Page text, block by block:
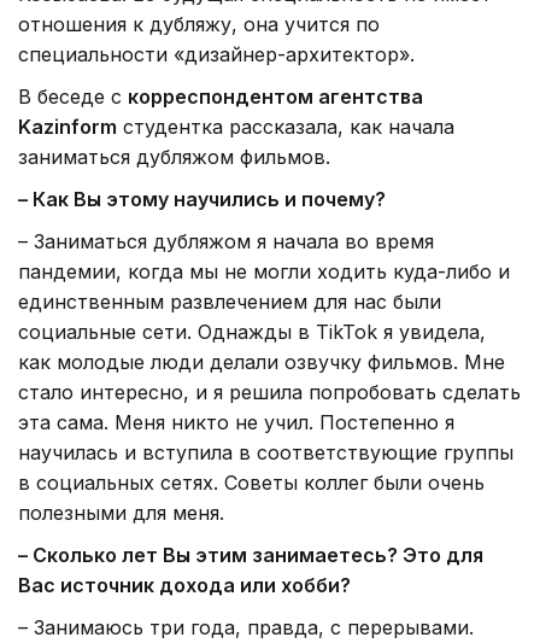
отношения к дубляжу, она учится по
специальности «дизайнер-архитектор».
В беседе с корреспондентом агентства
Kazinform студентка рассказала, как начала
заниматься дубляжом фильмов.
– Как Вы этому научились и почему?
– Заниматься дубляжом я начала во время
пандемии, когда мы не могли ходить куда-либо и
единственным развлечением для нас были
социальные сети. Однажды в TikTok я увидела,
как молодые люди делали озвучку фильмов. Мне
стало интересно, и я решила попробовать сделать
эта сама. Меня никто не учил. Постепенно я
научилась и вступила в соответствующие группы
в социальных сетях. Советы коллег были очень
полезными для меня.
– Сколько лет Вы этим занимаетесь? Это для
Вас источник дохода или хобби?
– Занимаюсь три года, правда, с перерывами.